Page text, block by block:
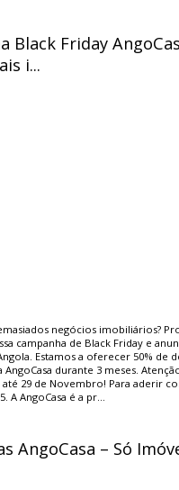
Black Friday
i...
negócios imobiliários?
campanha de Black Friday e
Estamos a oferecer 50% de
AngoCasa durante 3 meses.
29 de Novembro! Para aderir
280 - 924 479 115. A AngoCasa é a pr...
AngoCasa – Só